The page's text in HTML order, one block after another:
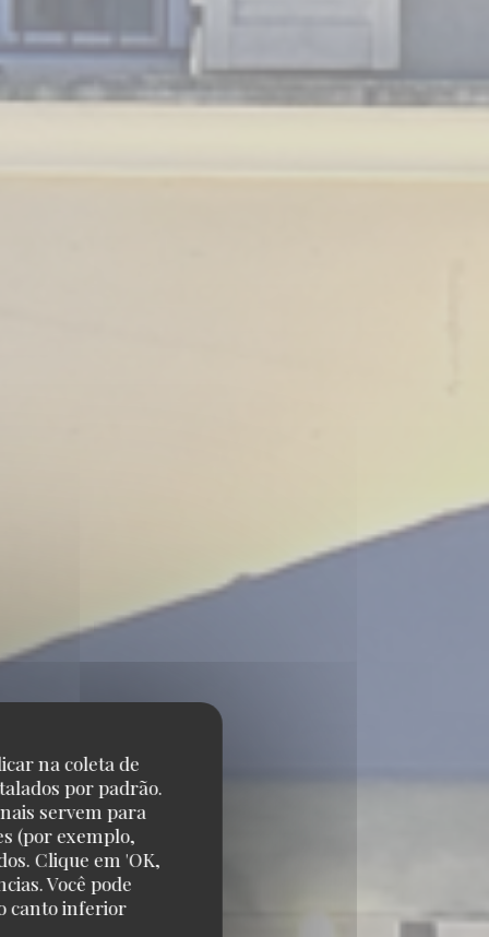
na coleta de
por padrão.
servem para
(por exemplo,
Clique em 'OK,
Você pode
canto inferior